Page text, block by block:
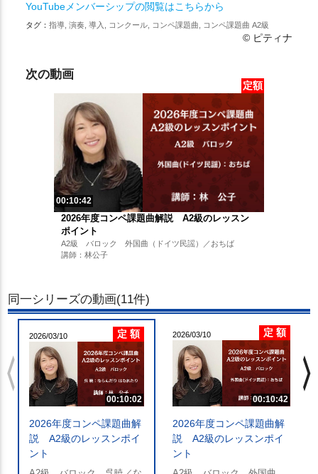
YouTubeメンバーシップの閲覧はこちらから
タグ： 指導, 演奏, 導入, コンクール, コンペ課題曲, コンペ課題曲 A2級
© ピティナ
次の動画
定額
00:10:42
2026年度コンペ課題曲解説 A2級のレッスン
ポイント
A2級 バロック 外国曲（ドイツ民謡）／おちば
講師：林公子
同一シリーズの動画(11件)
2026/03/10 定 額
00:10:02
2026年度コンペ課題曲解
説 A2級のレッスンポイ
ント
2026/03/10 定 額
00:10:42
2026年度コンペ課題曲解
説 A2級のレッスンポイ
ント
chevron_left chevron_right